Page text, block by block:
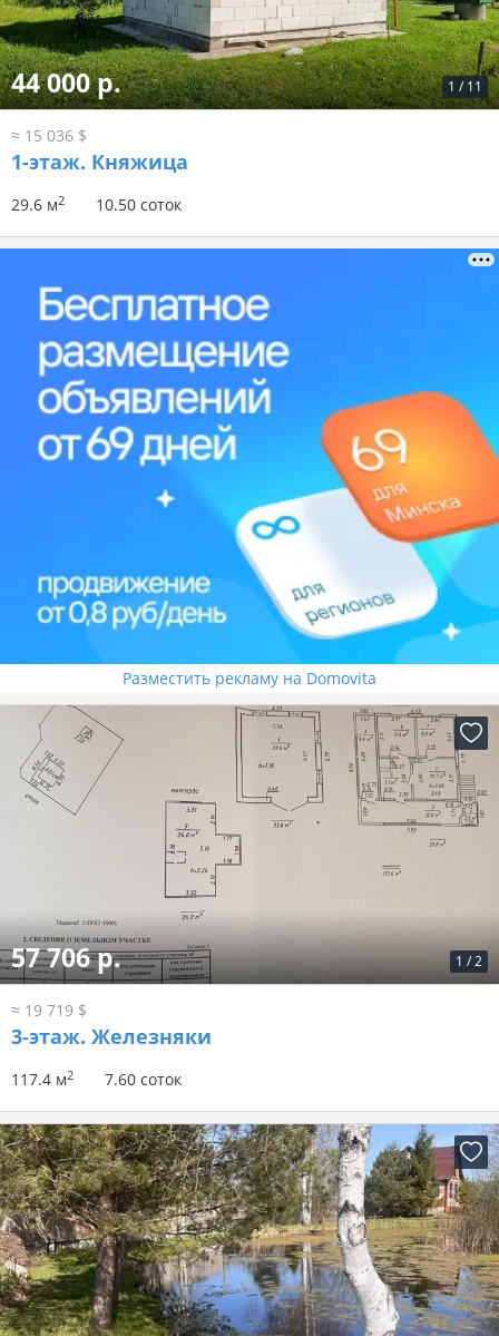
1 / 11
44 000 р.
≈ 15 036 $
1-этаж. Княжица
29.6 м2 10.50 соток
Разместить рекламу на Domovita
1 /2
57 706 р.
≈ 19 719 $
3-этаж. Железняки
117.4 м2 7.60 соток